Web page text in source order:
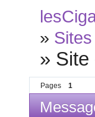
»
» Site
Pages 1